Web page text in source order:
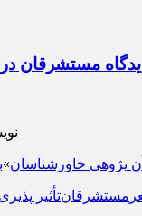
مستشرقان
پژوهی خاورشناسان»
مستشرقانتأثیر